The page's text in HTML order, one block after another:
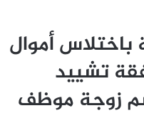
أموال
تشييد
زوجة موظف